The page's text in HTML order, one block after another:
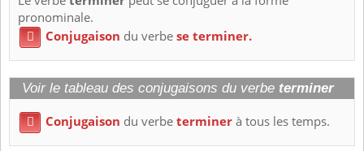
pronominale.
 Conjugaison du verbese terminer.
Voir le tableau des conjugaisons du verbe terminer
 Conjugaison du verbeterminerà tous les temps.